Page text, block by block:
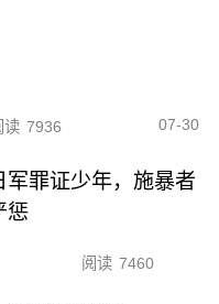
读 7936 07-30
军罪证少年，施暴者
惩
阅读 7460